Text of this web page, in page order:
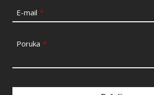
E-mail *
Poruka *